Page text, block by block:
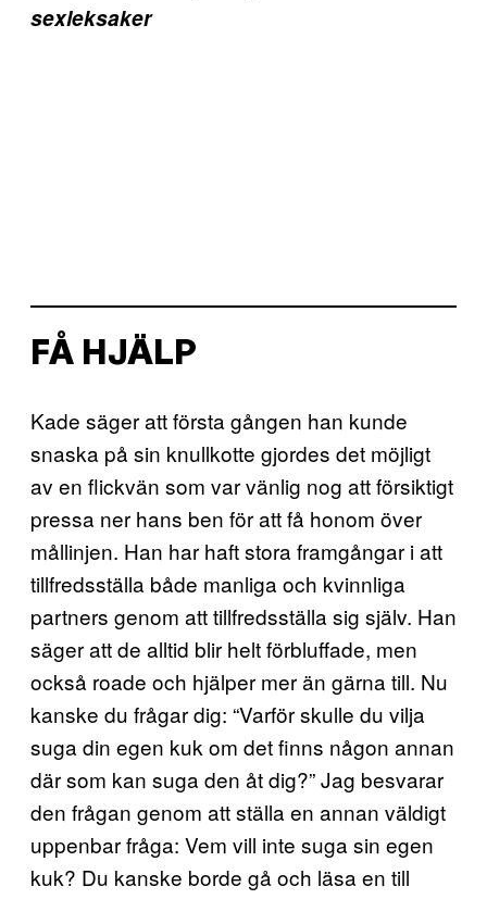
sexleksaker
FÅ HJÄLP
Kade säger att första gången han kunde
snaska på sin knullkotte gjordes det möjligt
av en flickvän som var vänlig nog att försiktigt
pressa ner hans ben för att få honom över
mållinjen. Han har haft stora framgångar i att
tillfredsställa både manliga och kvinnliga
partners genom att tillfredsställa sig själv. Han
säger att de alltid blir helt förbluffade, men
också roade och hjälper mer än gärna till. Nu
kanske du frågar dig: “Varför skulle du vilja
suga din egen kuk om det finns någon annan
där som kan suga den åt dig?” Jag besvarar
den frågan genom att ställa en annan väldigt
uppenbar fråga: Vem vill inte suga sin egen
kuk? Du kanske borde gå och läsa en till